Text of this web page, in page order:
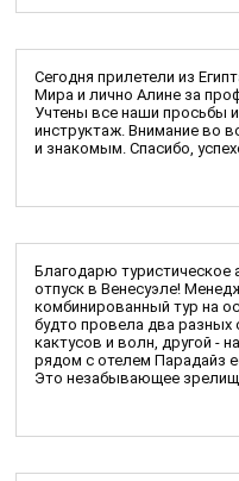
Сегодня прилетели из
Мира и лично Алине за
Учтены все наши просьбы
инструктаж. Внимание во
и знакомым. Спасибо,
Благодарю туристическое
отпуск в Венесуэле!
комбинированный тур на
будто провела два разных
кактусов и волн, другой -
рядом с отелем Парадайз
Это незабывающее